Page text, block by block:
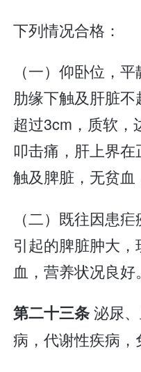
下列情况合格：
（一）仰卧位，
肋缘下触及肝脏
超过3cm，质软，
叩击痛，肝上界
触及脾脏，无贫血
（二）既往因患
引起的脾脏肿大
血，营养状况良好。
第二十三条泌尿
病，代谢性疾病，